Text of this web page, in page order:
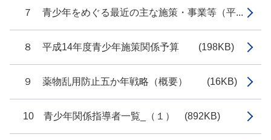
７ 青少年をめぐる最近の主な施策・事業等（平...
８ 平成14年度青少年施策関係予算 (198KB)
９ 薬物乱用防止五か年戦略（概要） (16KB)
10 青少年関係指導者一覧_（１） (892KB)